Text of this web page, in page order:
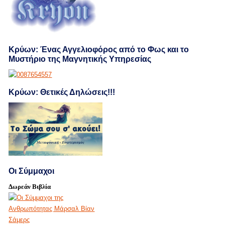
Κρύων: Ένας Αγγελιοφόρος από το Φως και το
Μυστήριο της Μαγνητικής Υπηρεσίας
Κρύων: Θετικές Δηλώσεις!!!
Οι Σύμμαχοι
Δωρεάν Βιβλία